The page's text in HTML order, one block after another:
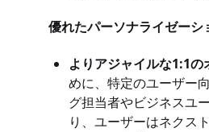
優れたパーソナライゼー
よりアジャイルな1:1の
めに、特定のユーザー
グ担当者やビジネスユ
り、ユーザーはネクス